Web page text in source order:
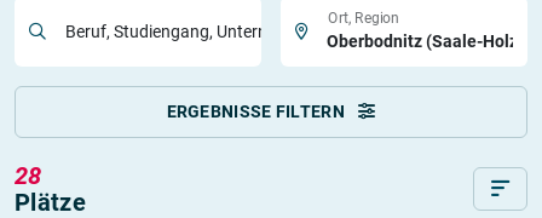
Beruf, Studiengang, Unternehmen
Ort, Region
ERGEBNISSE FILTERN
28
Plätze